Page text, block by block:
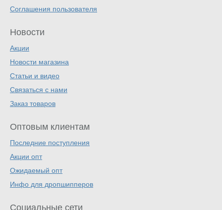
Соглашения пользователя
Новости
Акции
Новости магазина
Статьи и видео
Связаться с нами
Заказ товаров
Оптовым клиентам
Последние поступления
Акции опт
Ожидаемый опт
Инфо для дропшипперов
Социальные сети